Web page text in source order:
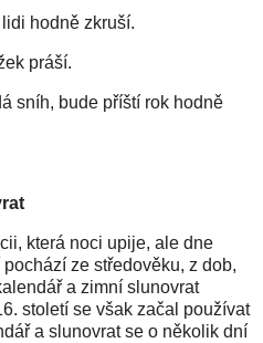
hodně zkruší.
práší.
sníh, bude příští rok hodně
která noci upije, ale dne
ze středověku, z dob,
a zimní slunovrat
století se však začal používat
a slunovrat se o několik dní